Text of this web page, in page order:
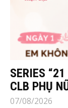
SERIES
CLB PHỤ
07/08/2026